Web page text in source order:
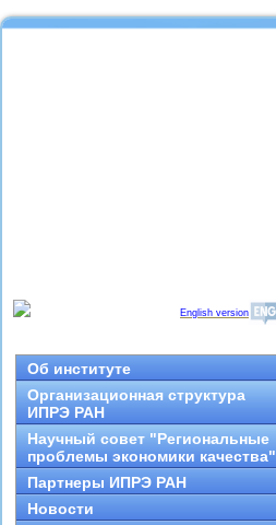
English version
Об институте
Организационная структура
ИПРЭ РАН
Научный совет "Региональные
проблемы экономики качества"
Партнеры ИПРЭ РАН
Новости